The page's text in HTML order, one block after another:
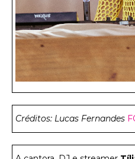
Créditos: Lucas Fernandes